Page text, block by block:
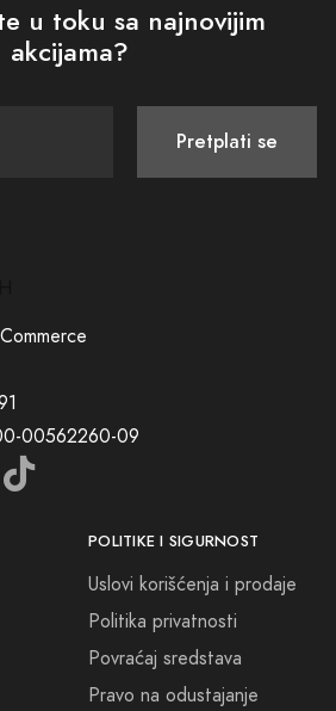
u toku sa najnovijim
akcijama?
Pretplati se
00562260-09
POLITIKE I SIGURNOST
Uslovi korišćenja i prodaje
Politika privatnosti
Povraćaj sredstava
Pravo na odustajanje